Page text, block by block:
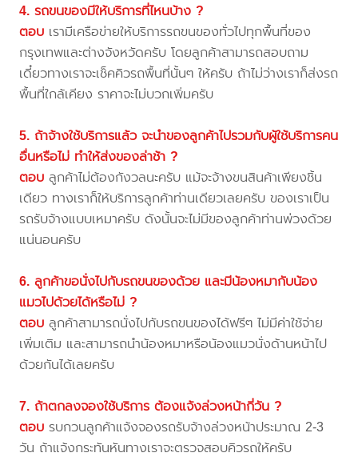
4. รถขนของมีให้บริการที่ไหนบ้าง ?
ตอบ เรามีเครือข่ายให้บริการรถขนของทั่วไปทุกพื้นที่ของ
กรุงเทพและต่างจังหวัดครับ โดยลูกค้าสามารถสอบถาม
เดี๋ยวทางเราจะเช็คคิวรถพื้นที่นั้นๆ ให้ครับ ถ้าไม่ว่างเราก็ส่งรถ
พื้นที่ใกล้เคียง ราคาจะไม่บวกเพิ่มครับ
5. ถ้าจ้างใช้บริการแล้ว จะนำของลูกค้าไปรวมกับผู้ใช้บริการคน
อื่นหรือไม่ ทำให้ส่งของล่าช้า ?
ตอบ ลูกค้าไม่ต้องกังวลนะครับ แม้จะจ้างขนสินค้าเพียงชิ้น
เดียว ทางเราก็ให้บริการลูกค้าท่านเดียวเลยครับ ของเราเป็น
รถรับจ้างแบบเหมาครับ ดังนั้นจะไม่มีของลูกค้าท่านพ่วงด้วย
แน่นอนครับ
6. ลูกค้าขอนั่งไปกับรถขนของด้วย และมีน้องหมากับน้อง
แมวไปด้วยได้หรือไม่ ?
ตอบ ลูกค้าสามารถนั่งไปกับรถขนของได้ฟรีๆ ไม่มีค่าใช้จ่าย
เพิ่มเติม และสามารถนำน้องหมาหรือน้องแมวนั่งด้านหน้าไป
ด้วยกันได้เลยครับ
7. ถ้าตกลงจองใช้บริการ ต้องแจ้งล่วงหน้ากี่วัน ?
ตอบ รบกวนลูกค้าแจ้งจองรถรับจ้างล่วงหน้าประมาณ 2-3
วัน ถ้าแจ้งกระทันหันทางเราจะตรวจสอบคิวรถให้ครับ